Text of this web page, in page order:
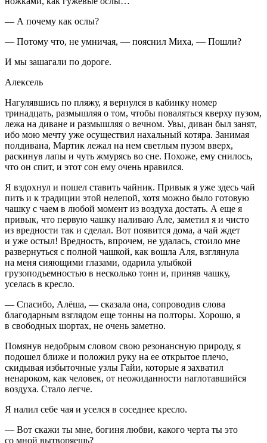
— А почему как ослы?
— Потому что, не умничая, — пояснил Миха, — Пошли?
И мы зашагали по дороге.
Алексель
Нагулявшись по пляжу, я вернулся в кабинку номер
тринадцать, размышляя о том, чтобы поваляться кверху пузом,
лежа на диване и размышляя о вечном. Увы, диван был занят,
ибо мою мечту уже осуществил нахальный котяра. Занимая
полдивана, Мартик лежал на нем светлым пузом вверх,
раскинув лапы и чуть жмурясь во сне. Похоже, ему снилось,
что он спит, и этот сон ему очень нравился.
Я вздохнул и пошел ставить чайник. Привык я уже здесь чай
пить и к традиции этой нелепой, хотя можно было готовую
чашку с чаем в любой момент из воздуха достать. А еще я
привык, что первую чашку наливаю Але, заметил я и чисто
из вредности так и сделал. Вот появится дома, а чай ждет
и уже остыл! Вредность, впрочем, не удалась, стоило мне
развернуться с полной чашкой, как вошла Аля, взглянула
на меня сияющими глазами, одарила улыбкой
грузоподъемностью в несколько тонн и, приняв чашку,
уселась в кресло.
— Спасибо, Алёша, — сказала она, сопроводив слова
благодарным взглядом еще тонны на полторы. Хорошо, я
в свободных шортах, не очень заметно.
Помянув недобрым словом свою резонансную природу, я
подошел ближе и положил руку на ее открытое плечо,
скидывая избыточные узлы Гайи, которые я захватил
ненароком, как человек, от неожиданности наглотавшийся
воздуха. Стало легче.
Я налил себе чая и уселся в соседнее кресло.
— Вот скажи ты мне, богиня любви, какого черта ты это
со мной вытворяешь?